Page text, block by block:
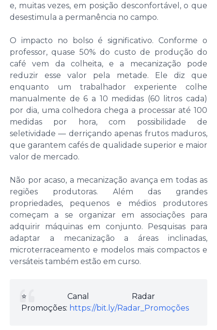
e, muitas vezes, em posição desconfortável, o que
desestimula a permanência no campo.
O impacto no bolso é significativo. Conforme o
professor, quase 50% do custo de produção do
café vem da colheita, e a mecanização pode
reduzir esse valor pela metade. Ele diz que
enquanto um trabalhador experiente colhe
manualmente de 6 a 10 medidas (60 litros cada)
por dia, uma colhedora chega a processar até 100
medidas por hora, com possibilidade de
seletividade — derriçando apenas frutos maduros,
que garantem cafés de qualidade superior e maior
valor de mercado.
Não por acaso, a mecanização avança em todas as
regiões produtoras. Além das grandes
propriedades, pequenos e médios produtores
começam a se organizar em associações para
adquirir máquinas em conjunto. Pesquisas para
adaptar a mecanização a áreas inclinadas,
microterraceamento e modelos mais compactos e
versáteis também estão em curso.
⭐️Canal Radar
Promoções: https://bit.ly/Radar_Promoções